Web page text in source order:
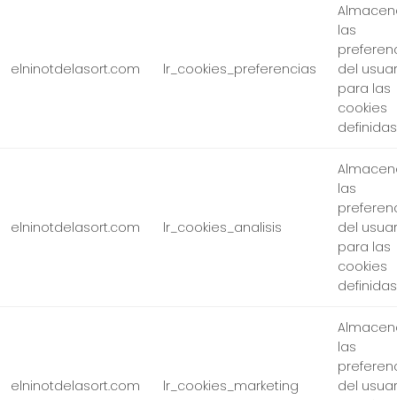
elninotdelasort.com lr_cookies_preferencias
las
del
para las
cookies
elninotdelasort.com lr_cookies_analisis
las
del
para las
cookies
elninotdelasort.com lr_cookies_marketing
las
del